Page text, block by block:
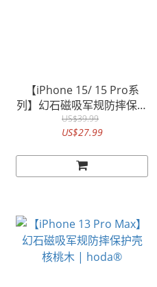
【iPhone 15/ 15 Pro系
列】幻石磁吸军规防摔保护
壳 核桃木 | hoda®
US$39.99
US$27.99